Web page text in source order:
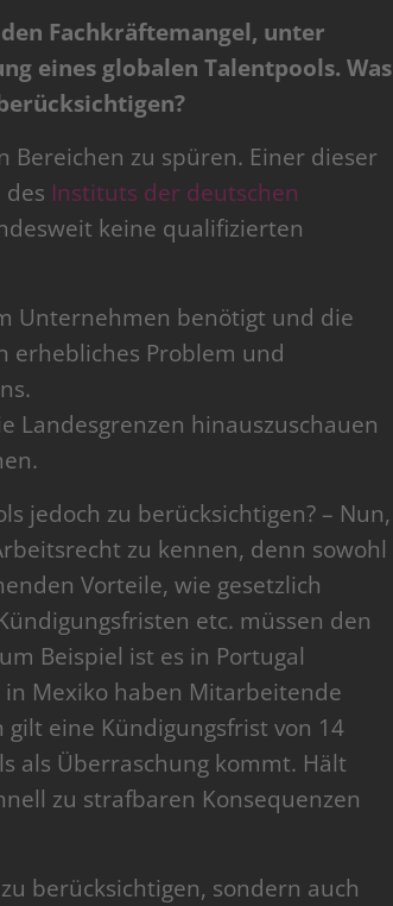
den Fachkräftemangel, unter
eines globalen Talentpools. Was
Bereichen zu spüren. Einer dieser
des Instituts der deutschen
keine qualifizierten
Unternehmen benötigt und die
erhebliches Problem und
Landesgrenzen hinauszuschauen
jedoch zu berücksichtigen? – Nun,
zu kennen, denn sowohl
Vorteile, wie gesetzlich
etc. müssen den
Beispiel ist es in Portugal
in Mexiko haben Mitarbeitende
eine Kündigungsfrist von 14
als Überraschung kommt. Hält
zu strafbaren Konsequenzen
berücksichtigen, sondern auch